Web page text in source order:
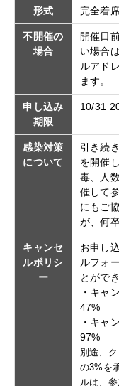
形式 完全着
不開催の
場合
開催日
い場合
ルアド
ます。
申し込み
期限
10/31
感染対策
について
引き続
を開催
毒、人
催して
にもご
が、何
キャンセ
ルポリシ
ー
お申し
ルフォ
とがで
・キャ
47%
・キャ
97%
別途、
の3%を
ルは、